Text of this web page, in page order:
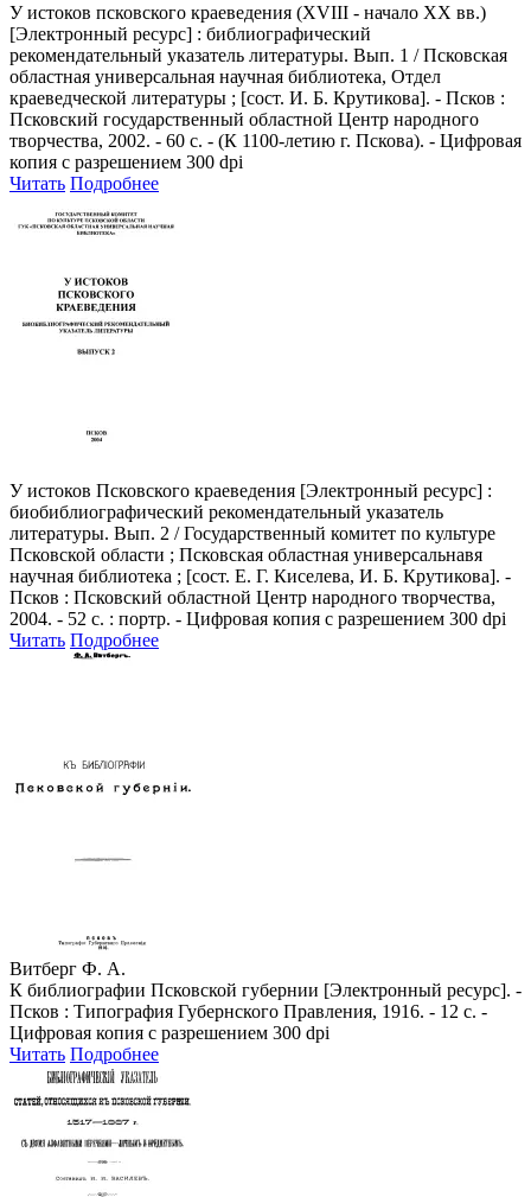
У истоков псковского краеведения (XVIII - начало XX вв.)
[Электронный ресурс] : библиографический
рекомендательный указатель литературы. Вып. 1 / Псковская
областная универсальная научная библиотека, Отдел
краеведческой литературы ; [сост. И. Б. Крутикова]. - Псков :
Псковский государственный областной Центр народного
творчества, 2002. - 60 с. - (К 1100-летию г. Пскова). - Цифровая
копия с разрешением 300 dpi
Читать Подробнее
У истоков Псковского краеведения [Электронный ресурс] :
биобиблиографический рекомендательный указатель
литературы. Вып. 2 / Государственный комитет по культуре
Псковской области ; Псковская областная универсальнавя
научная библиотека ; [сост. Е. Г. Киселева, И. Б. Крутикова]. -
Псков : Псковский областной Центр народного творчества,
2004. - 52 с. : портр. - Цифровая копия с разрешением 300 dpi
Читать Подробнее
Витберг Ф. А.
К библиографии Псковской губернии [Электронный ресурс]. -
Псков : Типография Губернского Правления, 1916. - 12 с. -
Цифровая копия с разрешением 300 dpi
Читать Подробнее